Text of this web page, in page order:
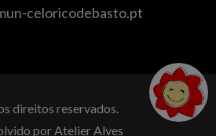
celoricodebasto.pt
direitos reservados.
porAtelier Alves